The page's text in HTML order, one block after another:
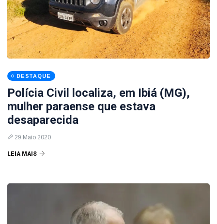
DESTAQUE
Polícia Civil localiza, em Ibiá (MG),
mulher paraense que estava
desaparecida
29 Maio 2020
LEIA MAIS